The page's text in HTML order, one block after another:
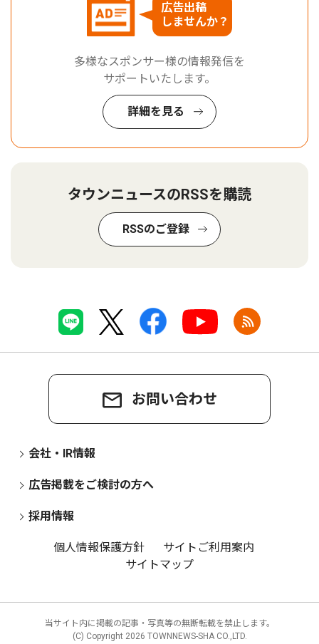
広告出稿
しませんか？
多様なスポンサー様の情報発信を
サポートいたします。
詳細を見る
タウンニュースのRSSを購読
RSSのご登録
お問い合わせ
会社・IR情報
広告掲載をご検討の方へ
採用情報
個人情報保護方針
サイトご利用案内
サイトマップ
当サイト内に掲載の記事・写真等の無断転載を禁止します。
(C) Copyright 2026 TOWNNEWS-SHA CO.,LTD.